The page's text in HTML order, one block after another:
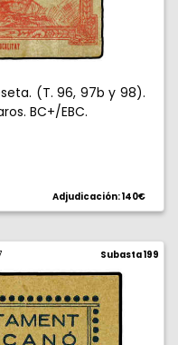
(T. 96, 97b y 98).
BC+/EBC.
Adjudicación: 140€
Subasta 199